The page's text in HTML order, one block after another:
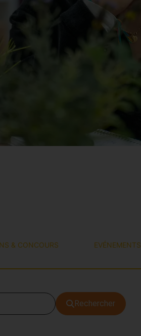
& CONCOURS EVÉNEMENTS
Rechercher